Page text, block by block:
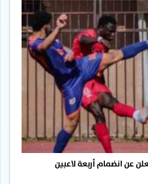
عن انضمام أربعة لاعبين